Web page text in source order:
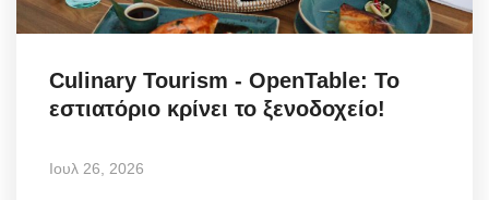
Culinary Tourism - OpenTable: Το
εστιατόριο κρίνει το ξενοδοχείο!
Ιουλ 26, 2026